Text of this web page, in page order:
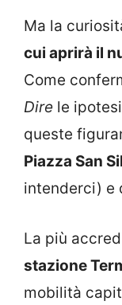
Ma la
cui aprirà il
Come
Dire le
queste
Piazza San
intenderci) e
La più
stazione
mobilità